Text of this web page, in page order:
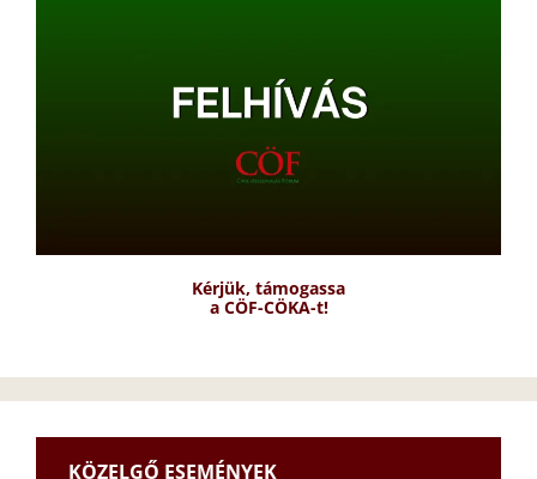
Kérjük, támogassa
a CÖF-CÖKA-t!
KÖZELGŐ ESEMÉNYEK